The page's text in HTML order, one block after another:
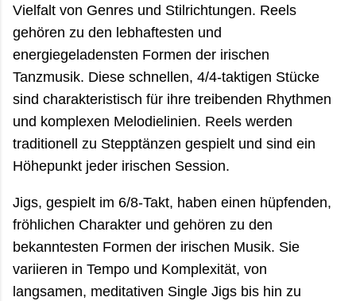
Vielfalt von Genres und Stilrichtungen. Reels
gehören zu den lebhaftesten und
energiegeladensten Formen der irischen
Tanzmusik. Diese schnellen, 4/4-taktigen Stücke
sind charakteristisch für ihre treibenden Rhythmen
und komplexen Melodielinien. Reels werden
traditionell zu Stepptänzen gespielt und sind ein
Höhepunkt jeder irischen Session.
Jigs, gespielt im 6/8-Takt, haben einen hüpfenden,
fröhlichen Charakter und gehören zu den
bekanntesten Formen der irischen Musik. Sie
variieren in Tempo und Komplexität, von
langsamen, meditativen Single Jigs bis hin zu